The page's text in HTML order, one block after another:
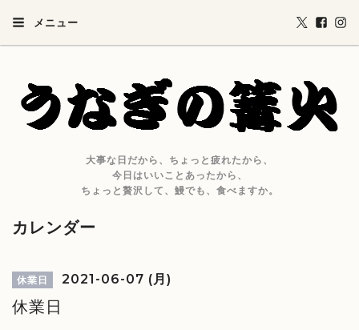
メニュー
大事な日だから、ちょっと疲れたから、
今日はいいことあったから、
ちょっと贅沢して、鰻でも、食べますか。
カレンダー
休業日 2021-06-07 (月)
休業日